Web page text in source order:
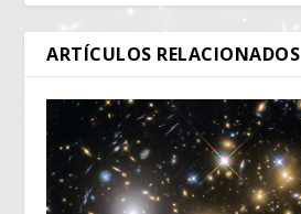
ARTÍCULOS RELACIONADOS